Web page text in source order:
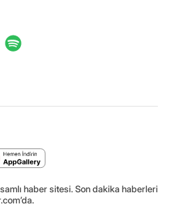
haber sitesi. Son dakika haberleri